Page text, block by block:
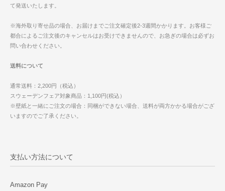
て発送いたします。
※海外取り寄せ品の場合、お届けまでご注文確定後2-3週間かかります。お客様ご
都合によるご注文後のキャンセルはお受けできませんので、お急ぎの場合は必ずお
問い合わせください。
送料について
通常送料：2,200円（税込）
スウェーデンフェア対象商品：1,100円(税込）
※壁紙と一緒にご注文の場合：同梱ができない場合、送料が両方かかる場合がござ
いますのでご了承ください。
支払い方法について
Amazon Pay